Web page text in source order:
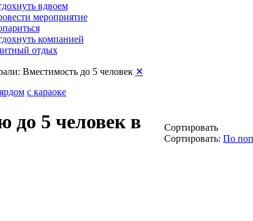
вдвоем
мероприятие
компанией
отдых
Вместимость до 5 человек ✕
с караоке
до 5 человек в
Сортировать
Сортировать: По